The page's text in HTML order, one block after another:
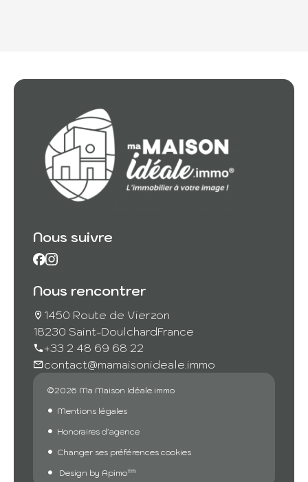
Nous suivre
Nous rencontrer
1450 Route de Vierzon
18230 Saint-DoulchardFrance
+33 2 48 69 68 22
contact@mamaisonideale.immo
©2026 Ma Maison Idéale.immo
Mentions légales
Honoraires d'agence
Changer ses préférences cookies
Design by Apimo™